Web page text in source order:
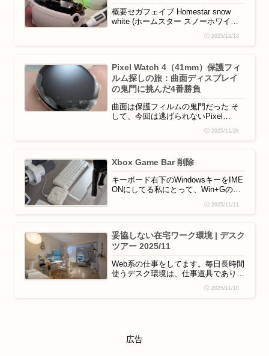
概要セガフェイブ Homestar snow
white (ホームスター スノーホワイト)
2021年モデル の周期運動が停止する/
始動しない不具合への、非正規の自己
ブ (SEGA FAVE) Homestar snow
whit...
2025/12/13
Pixel Watch 4（41mm）保護フィ
ルム探しの旅：曲面ディスプレイ
の鬼門に挑んだ4番勝負
曲面は保護フィルムの鬼門だった そ
して、今回は逃げられないPixel
Watch 4からの大きな変化旧モデルま
では、ぶつけやすいベゼル（端）はバ
ィルム」が定番でした。しかし、
Pixel Watch 4は側面充電に変更され
たため、多...
2025/11/26
Xbox Game Bar 削除
キーボード右下のWindowsキーをIME
ONにしてる私にとって、Win+Gの誤
ようとして、Winキー押した直後の
Power Toysでショートカットキーを
無効（Disable）にし...
2025/11/11
妥協しない在宅ワーク環境 | デスク
ツアー 2025/11
Web系の仕事をしてます。毎日長時間
使うデスク環境は、仕事道具であり健
康を守る場所。だからしっかり投資し
ました。費用がかかったなーと思った
長時間作業の負担を減ら...
2025/11/10
広告